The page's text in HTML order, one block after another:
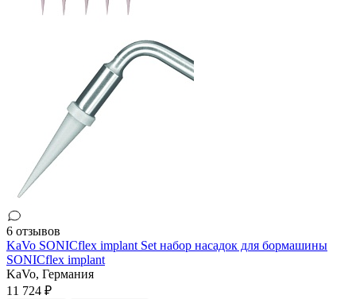
6 отзывов
KaVo SONICflex implant Set набор насадок для бормашины
SONICflex implant
KaVo, Германия
11 724 ₽